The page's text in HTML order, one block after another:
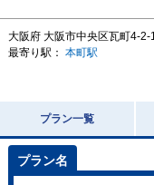
大阪府 大阪市中央区瓦町4-2-
最寄り駅： 本町駅
プラン一覧